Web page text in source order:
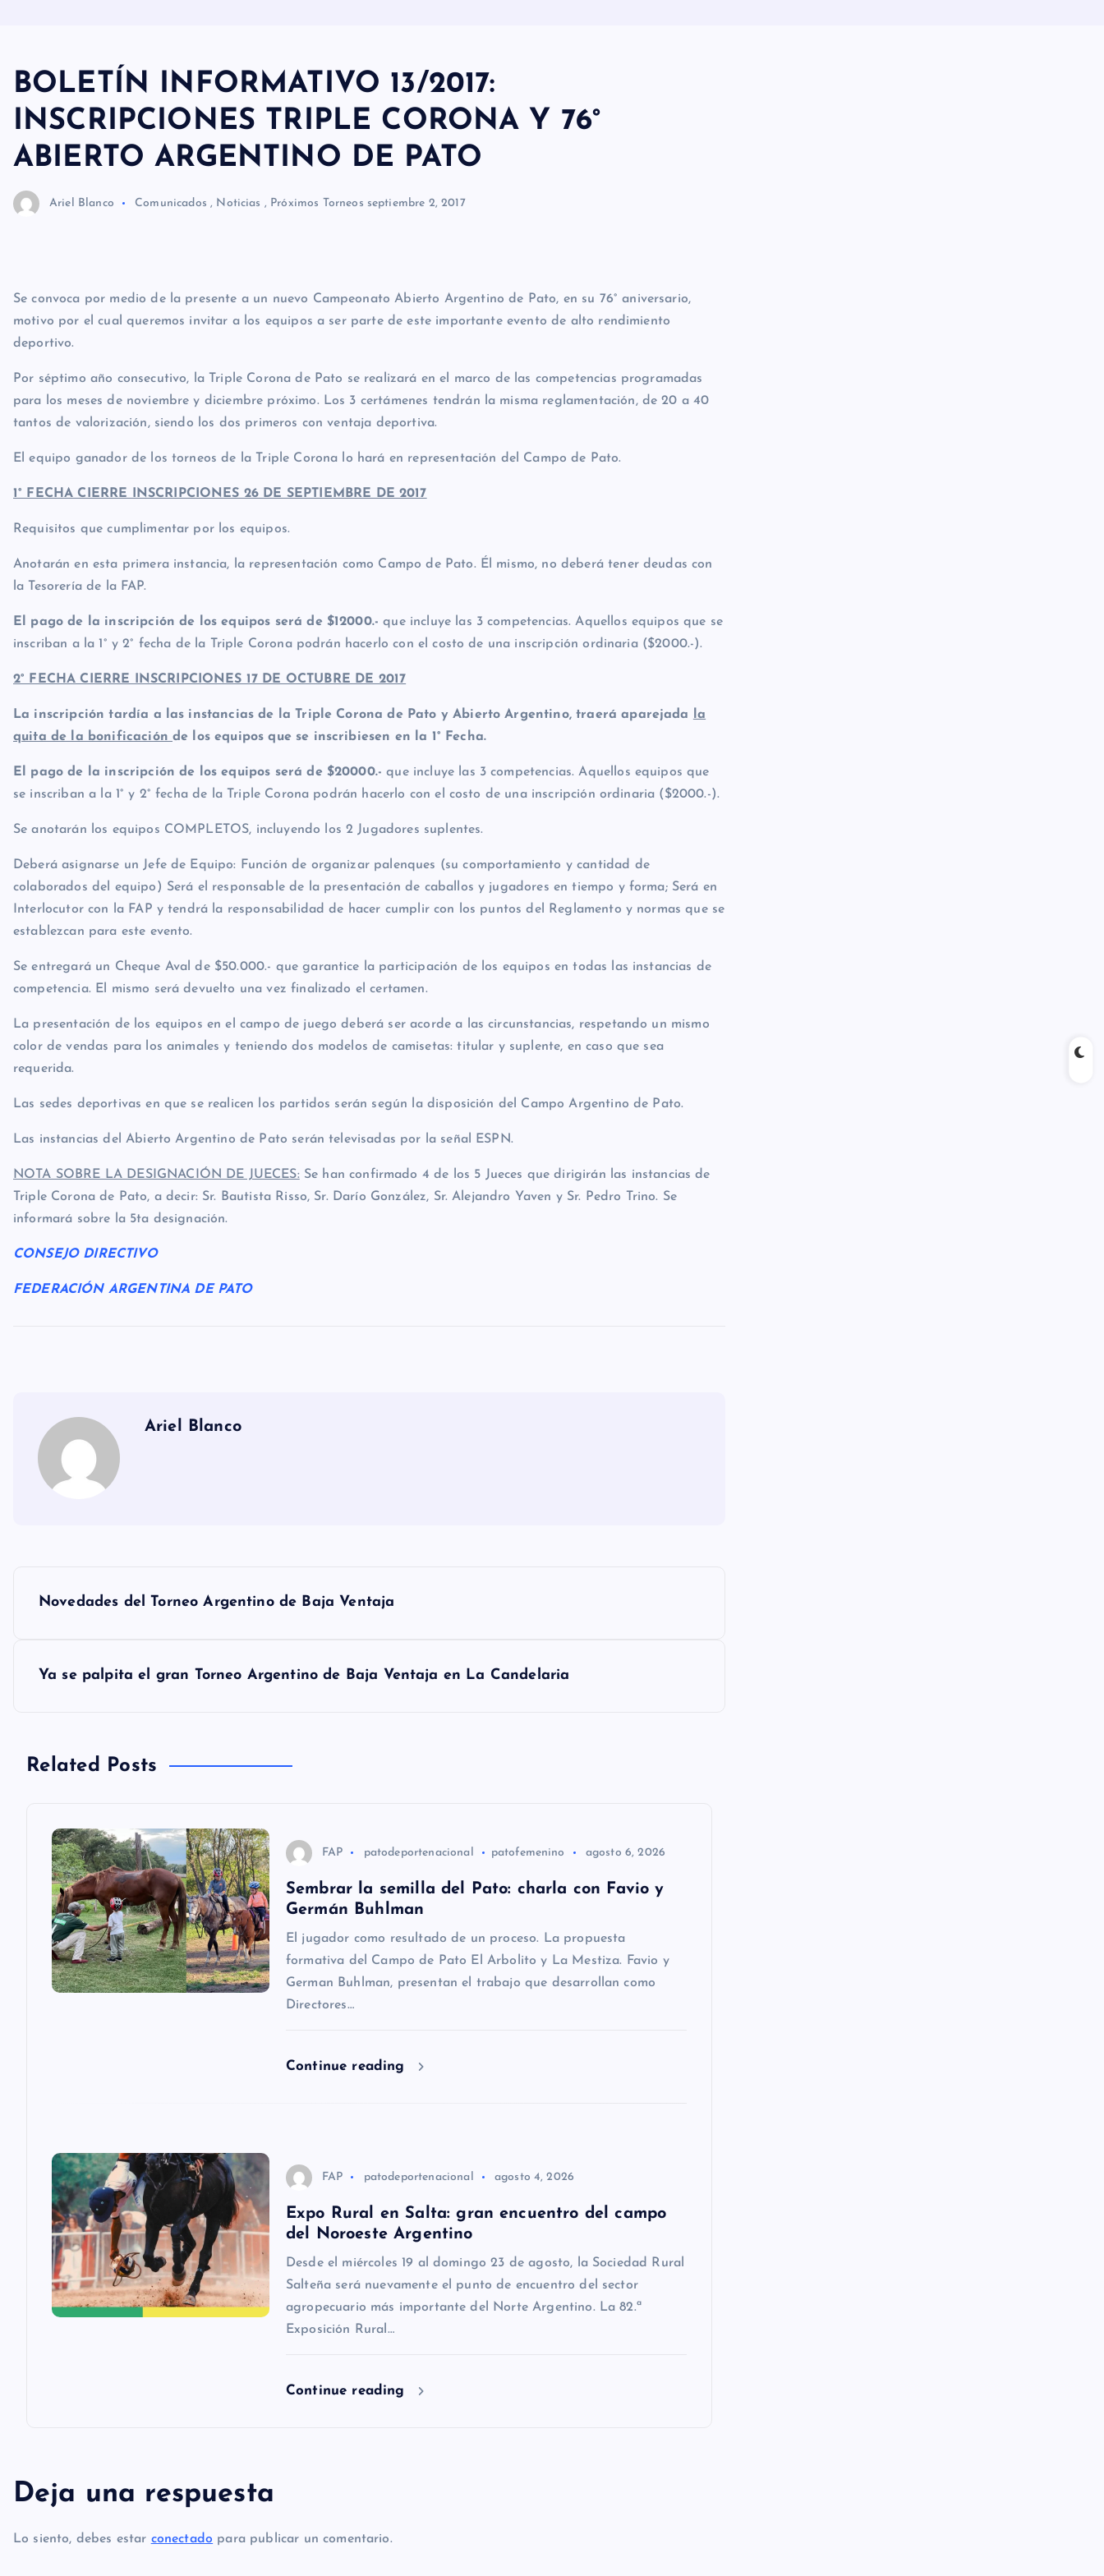
BOLETÍN INFORMATIVO 13/2017:
INSCRIPCIONES TRIPLE CORONA Y 76°
ABIERTO ARGENTINO DE PATO
Ariel Blanco Comunicados , Noticias , Próximos Torneos septiembre 2, 2017
Se convoca por medio de la presente a un nuevo Campeonato Abierto Argentino de Pato, en su 76° aniversario,
motivo por el cual queremos invitar a los equipos a ser parte de este importante evento de alto rendimiento
deportivo.
Por séptimo año consecutivo, la Triple Corona de Pato se realizará en el marco de las competencias programadas
para los meses de noviembre y diciembre próximo. Los 3 certámenes tendrán la misma reglamentación, de 20 a 40
tantos de valorización, siendo los dos primeros con ventaja deportiva.
El equipo ganador de los torneos de la Triple Corona lo hará en representación del Campo de Pato.
1° FECHA CIERRE INSCRIPCIONES 26 DE SEPTIEMBRE DE 2017
Requisitos que cumplimentar por los equipos.
Anotarán en esta primera instancia, la representación como Campo de Pato. Él mismo, no deberá tener deudas con
la Tesorería de la FAP.
El pago de la inscripción de los equipos será de $12000.- que incluye las 3 competencias. Aquellos equipos que se
inscriban a la 1° y 2° fecha de la Triple Corona podrán hacerlo con el costo de una inscripción ordinaria ($2000.-).
2° FECHA CIERRE INSCRIPCIONES 17 DE OCTUBRE DE 2017
La inscripción tardía a las instancias de la Triple Corona de Pato y Abierto Argentino, traerá aparejada
la
quita de la bonificaciónde los equipos que se inscribiesen en la 1° Fecha.
El pago de la inscripción de los equipos será de $20000.- que incluye las 3 competencias. Aquellos equipos que
se inscriban a la 1° y 2° fecha de la Triple Corona podrán hacerlo con el costo de una inscripción ordinaria ($2000.-).
Se anotarán los equipos COMPLETOS, incluyendo los 2 Jugadores suplentes.
Deberá asignarse un Jefe de Equipo: Función de organizar palenques (su comportamiento y cantidad de
colaborados del equipo) Será el responsable de la presentación de caballos y jugadores en tiempo y forma; Será en
Interlocutor con la FAP y tendrá la responsabilidad de hacer cumplir con los puntos del Reglamento y normas que se
establezcan para este evento.
Se entregará un Cheque Aval de $50.000.- que garantice la participación de los equipos en todas las instancias de
competencia. El mismo será devuelto una vez finalizado el certamen.
La presentación de los equipos en el campo de juego deberá ser acorde a las circunstancias, respetando un mismo
color de vendas para los animales y teniendo dos modelos de camisetas: titular y suplente, en caso que sea
requerida.
Las sedes deportivas en que se realicen los partidos serán según la disposición del Campo Argentino de Pato.
Las instancias del Abierto Argentino de Pato serán televisadas por la señal ESPN.
NOTA SOBRE LA DESIGNACIÓN DE JUECES:Se han confirmado 4 de los 5 Jueces que dirigirán las instancias de
Triple Corona de Pato, a decir: Sr. Bautista Risso, Sr. Darío González, Sr. Alejandro Yaven y Sr. Pedro Trino. Se
informará sobre la 5ta designación.
CONSEJO DIRECTIVO
FEDERACIÓN ARGENTINA DE PATO
Ariel Blanco
N
g
Novedades del Torneo Argentino de Baja Ventaja
Ya se palpita el gran Torneo Argentino de Baja Ventaja en La Candelaria
Related Posts
FAP patodeportenacional patofemenino agosto 6, 2026
Sembrar la semilla del Pato: charla con Favio y
Germán Buhlman
El jugador como resultado de un proceso. La propuesta
formativa del Campo de Pato El Arbolito y La Mestiza. Favio y
German Buhlman, presentan el trabajo que desarrollan como
Directores…
Continue reading
FAP patodeportenacional agosto 4, 2026
Expo Rural en Salta: gran encuentro del campo
del Noroeste Argentino
Desde el miércoles 19 al domingo 23 de agosto, la Sociedad Rural
Salteña será nuevamente el punto de encuentro del sector
agropecuario más importante del Norte Argentino. La 82.ª
Exposición Rural…
Continue reading
Deja una respuesta
Lo siento, debes estar conectado para publicar un comentario.